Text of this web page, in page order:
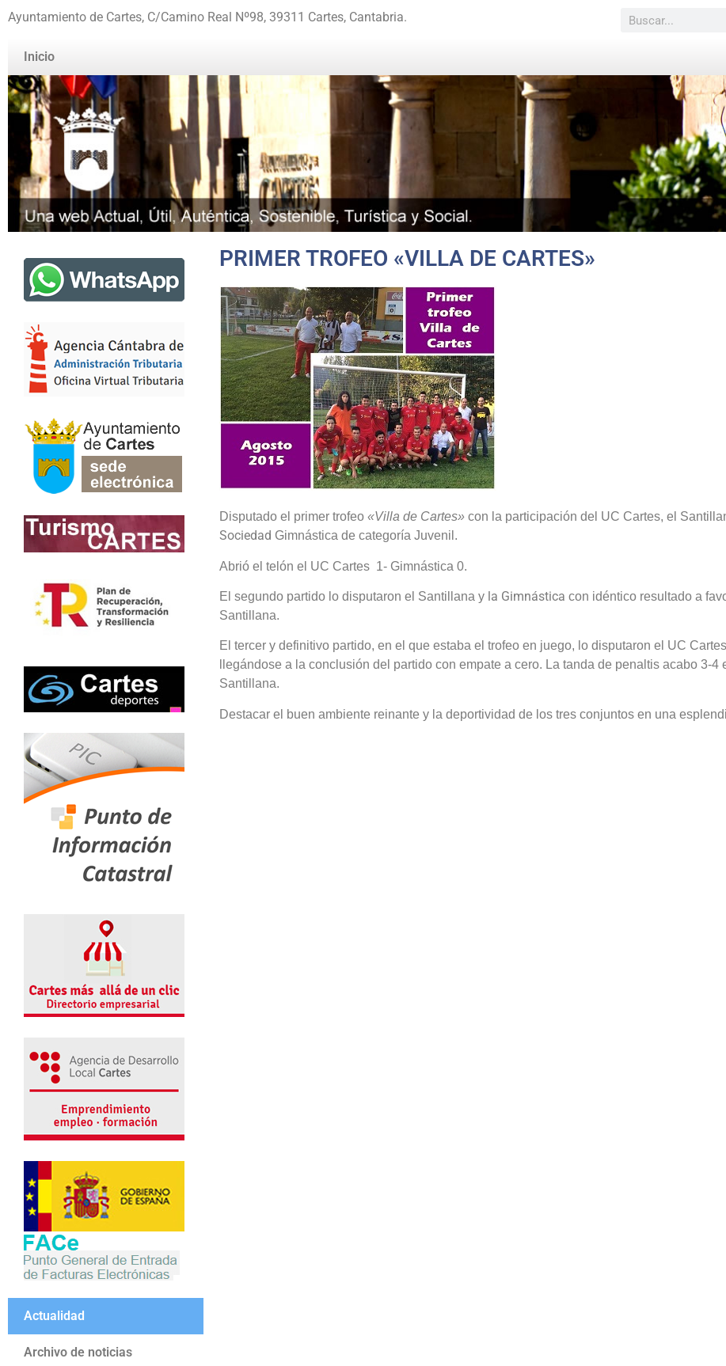
Ayuntamiento de Cartes, C/Camino Real Nº98, 39311 Cartes, Cantabria.
Inicio
Actualidad
Archivo de noticias
PRIMER TROFEO «VILLA DE CARTES»
Disputado el primer trofeo «Villa de Cartes»con la participación del UC Cartes, el
Sociedad Gimnástica de categoría Juvenil.
Abrió el telón el UC Cartes 1- Gimnástica 0.
El segundo partido lo disputaron el Santillana y la Gimnástica con idéntico resultado a
Santillana.
El tercer y definitivo partido, en el que estaba el trofeo en juego, lo disputaron el UC
llegándose a la conclusión del partido con empate a cero. La tanda de penaltis acabo 3-4
Santillana.
Destacar el buen ambiente reinante y la deportividad de los tres conjuntos en una